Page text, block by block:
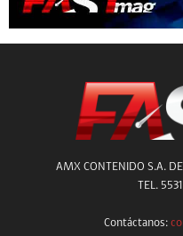
AMX CONTENIDO S.A.
TEL.
Contáctanos: